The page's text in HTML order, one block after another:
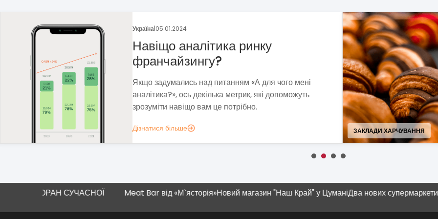
ЗАКЛАДИ ХАРЧУВАННЯ
Франшиза пекарні «Сито»
прибуткову бізнес-модель, що витримує економічну
нестабільність і виклики сучасності.
ПРОДУКТИ ХАРЧУВАННЯ,
СУЧАСНОЇ Meat Bar від «М`ясторія»Новий магазин "Наш Край" у ЦуманіДва нових супермаркети SPAR